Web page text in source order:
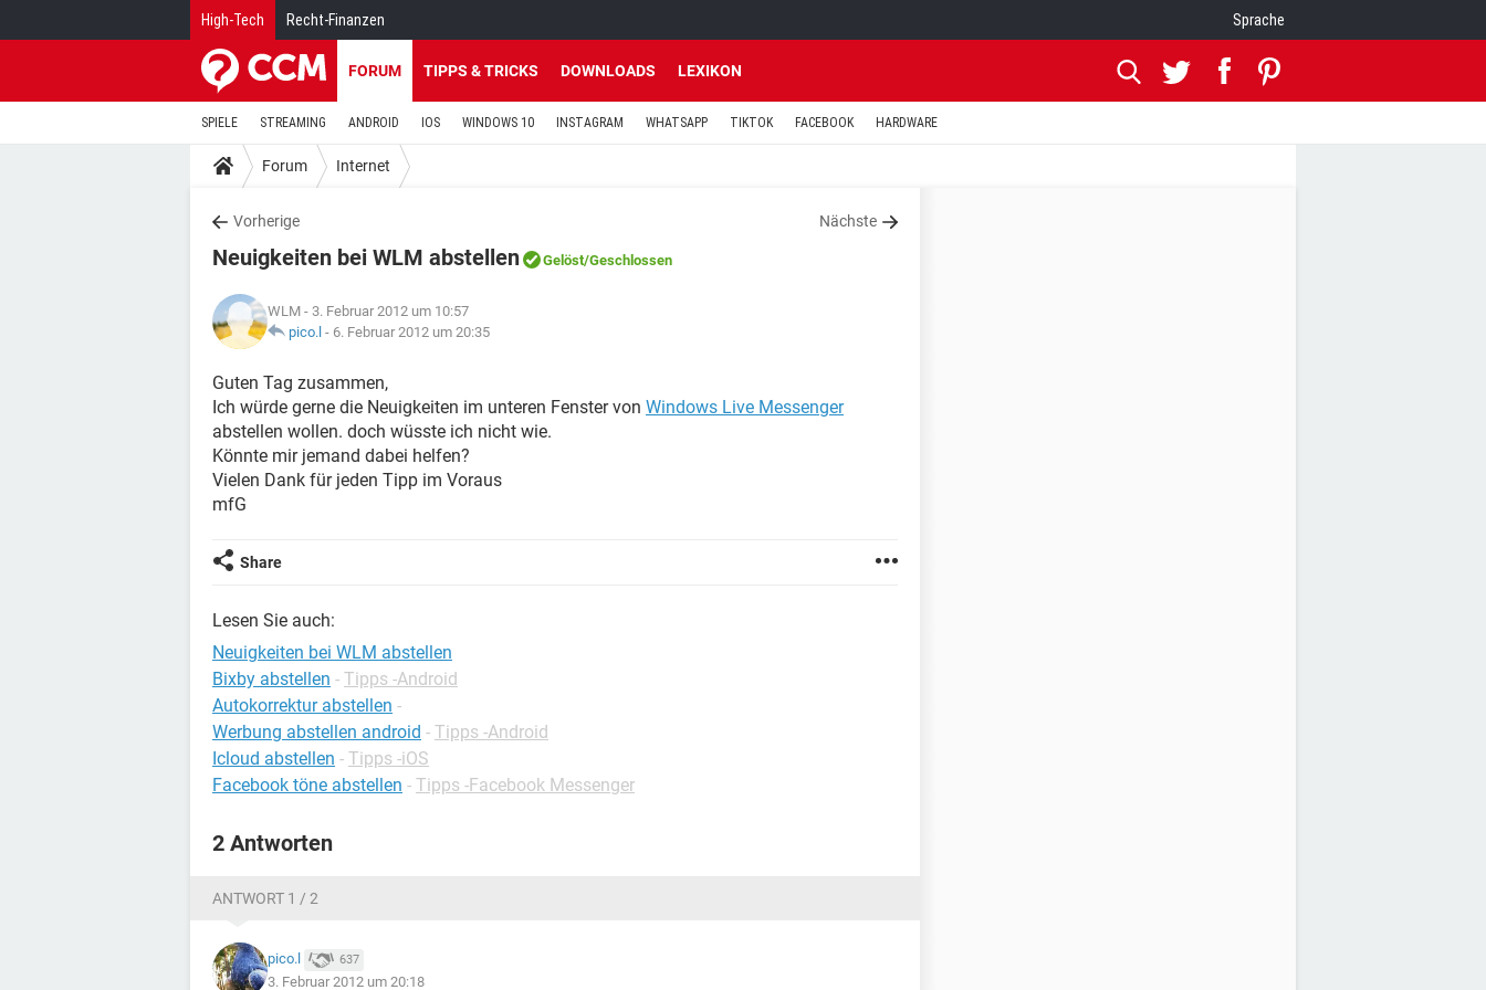
High-Tech Recht-Finanzen Sprache
FORUM TIPPS & TRICKS DOWNLOADS LEXIKON
SPIELE STREAMING ANDROID IOS WINDOWS 10 INSTAGRAM WHATSAPP TIKTOK FACEBOOK HARDWARE
Forum Internet
Vorherige Nächste
Neuigkeiten bei WLM abstellen Gelöst/Geschlossen
WLM - 3. Februar 2012 um 10:57
pico.l - 6. Februar 2012 um 20:35
Guten Tag zusammen,
Ich würde gerne die Neuigkeiten im unteren Fenster von Windows Live Messenger
abstellen wollen. doch wüsste ich nicht wie.
Könnte mir jemand dabei helfen?
Vielen Dank für jeden Tipp im Voraus
mfG
Share
Lesen Sie auch:
Neuigkeiten bei WLM abstellen
Bixby abstellen - Tipps -Android
Autokorrektur abstellen -
Werbung abstellen android - Tipps -Android
Icloud abstellen - Tipps -iOS
Facebook töne abstellen - Tipps -Facebook Messenger
2 Antworten
ANTWORT 1 / 2
pico.l 637
3. Februar 2012 um 20:18